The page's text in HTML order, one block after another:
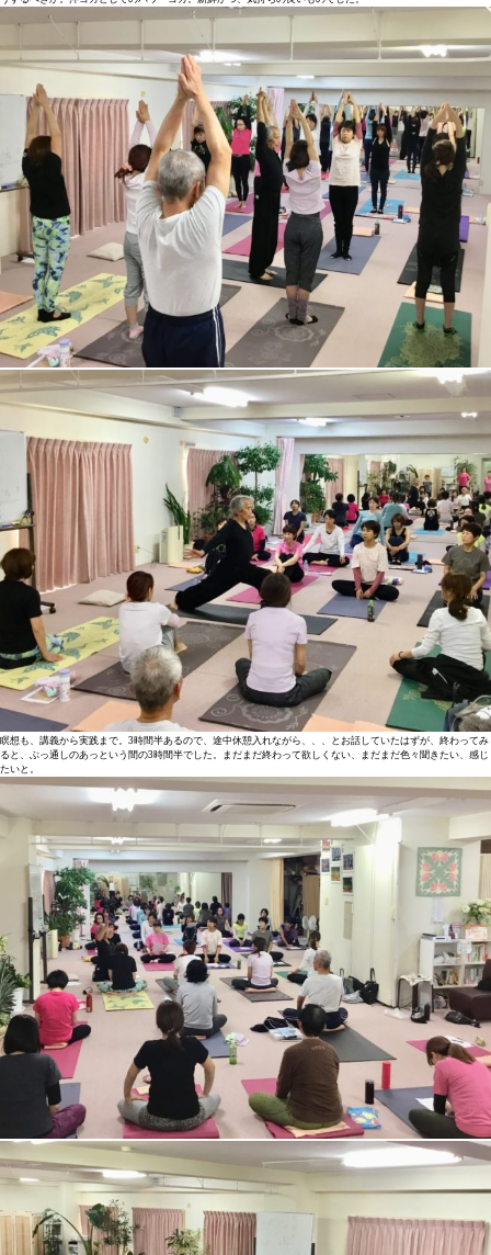
瞑想も、講義から実践まで。3時間半あるので、途中休憩入れながら、、、とお話していたはずが、終わってみ
ると、ぶっ通しのあっという間の3時間半でした。まだまだ終わって欲しくない、まだまだ色々聞きたい、感じ
たいと。